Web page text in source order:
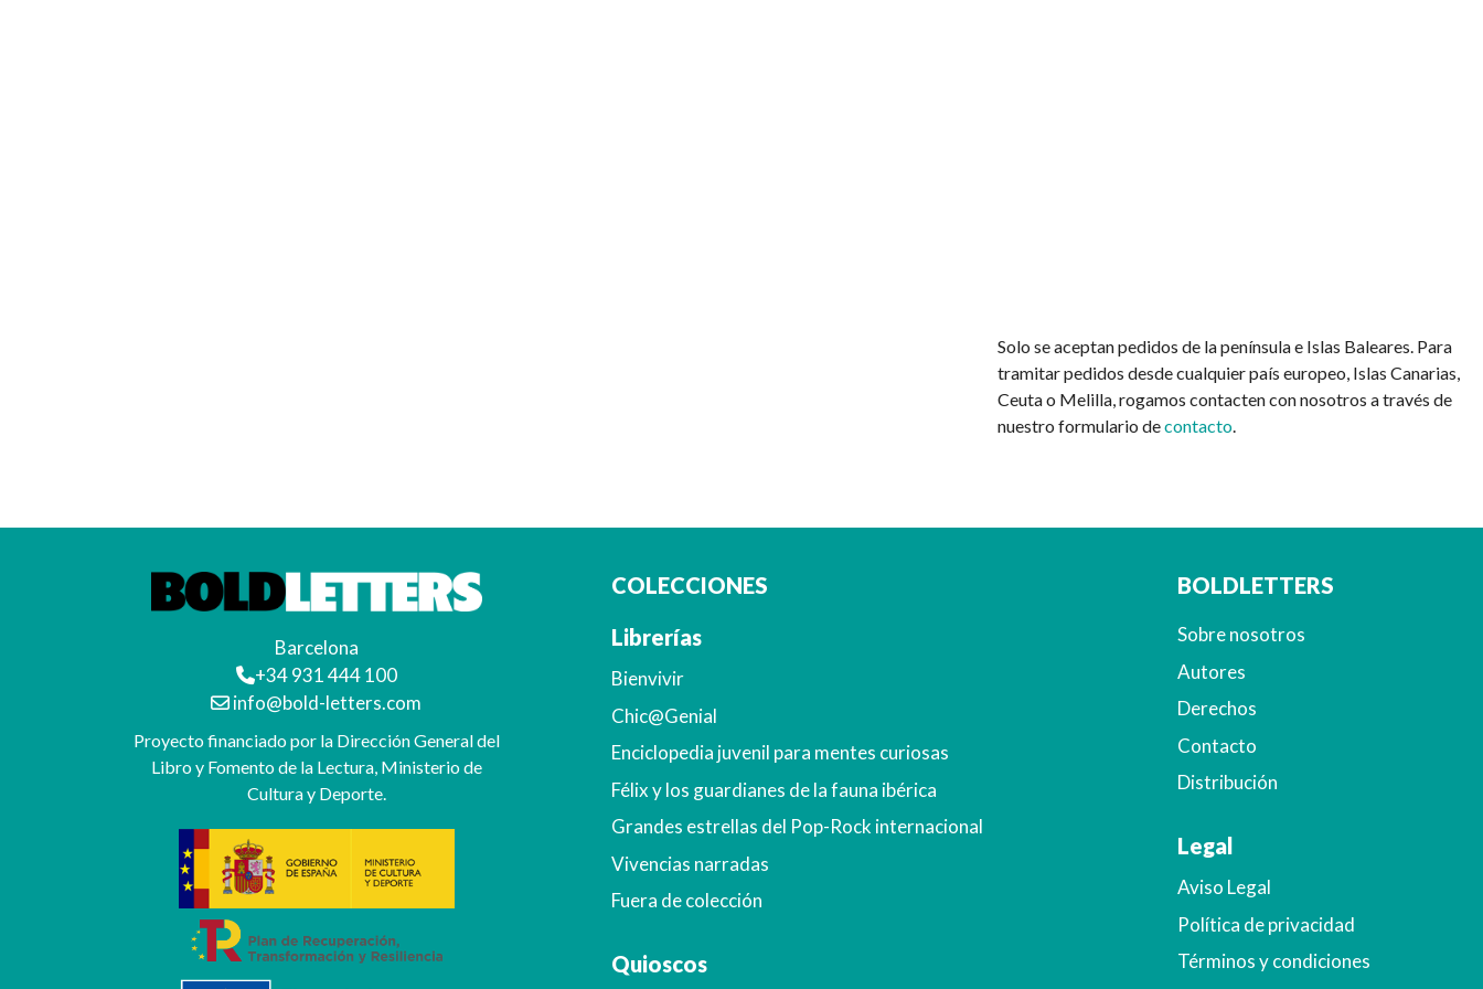
Solo se aceptan pedidos de la península e Islas Baleares. Para
tramitar pedidos desde cualquier país europeo, Islas Canarias,
Ceuta o Melilla, rogamos contacten con nosotros a través de
nuestro formulario decontacto.
Barcelona
+34 931 444 100
info@bold-letters.com
Proyecto financiado por la Dirección General del
Libro y Fomento de la Lectura, Ministerio de
Cultura y Deporte.
COLECCIONES
Librerías
Bienvivir
Chic@Genial
Enciclopedia juvenil para mentes curiosas
Félix y los guardianes de la fauna ibérica
Grandes estrellas del Pop-Rock internacional
Vivencias narradas
Fuera de colección
Quioscos
BOLDLETTERS
Sobre nosotros
Autores
Derechos
Contacto
Distribución
Legal
Aviso Legal
Política de privacidad
Términos y condiciones